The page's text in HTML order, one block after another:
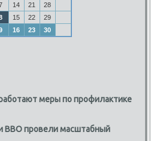
14 21
28
15 22
29
16 23 30
меры по профилактике
ВВО провели масштабный